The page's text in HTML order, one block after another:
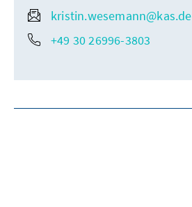
kristin.wesemann@kas.de
+49 30 26996-3803